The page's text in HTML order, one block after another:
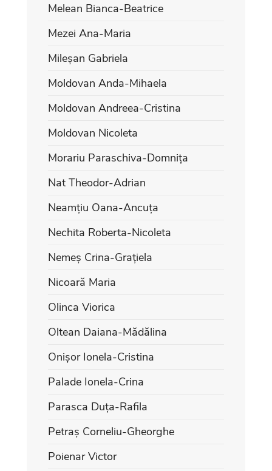
Melean Bianca-Beatrice
Mezei Ana-Maria
Mileșan Gabriela
Moldovan Anda-Mihaela
Moldovan Andreea-Cristina
Moldovan Nicoleta
Morariu Paraschiva-Domnița
Nat Theodor-Adrian
Neamțiu Oana-Ancuța
Nechita Roberta-Nicoleta
Nemeș Crina-Grațiela
Nicoară Maria
Olinca Viorica
Oltean Daiana-Mădălina
Onișor Ionela-Cristina
Palade Ionela-Crina
Parasca Duța-Rafila
Petraș Corneliu-Gheorghe
Poienar Victor